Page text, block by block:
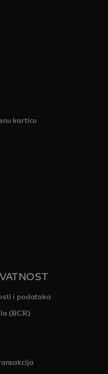
karticu
new tab
i podataka
(BCR)
tab